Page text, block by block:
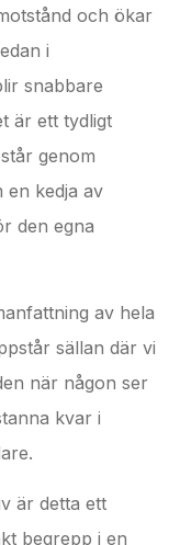
och ökar
i
snabbare
är ett tydligt
genom
en kedja av
den egna
av hela
sällan där vi
när någon ser
kvar i
är detta ett
begrepp i en